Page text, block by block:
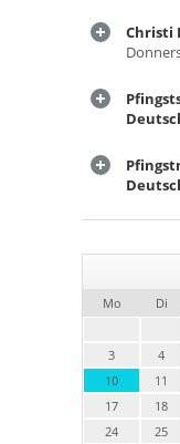
Christi
Mo Di
3
4
10
11
17
18
24
25